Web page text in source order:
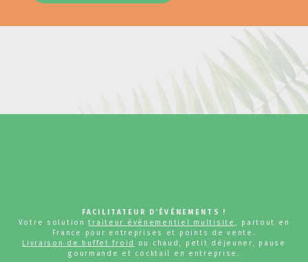
FACILITATEUR D'ÉVÉNEMENTS !
Votre solutiontraiteur événementiel multisite
, partout en
France pour entreprises et points de vente.
Livraison de buffet froid
ou chaud, petit déjeuner, pause
gourmande et cocktail en entreprise.